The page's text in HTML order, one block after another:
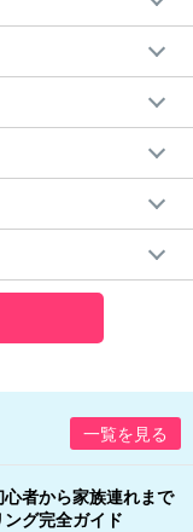
一覧を見る
者から家族連れまで
グ完全ガイド